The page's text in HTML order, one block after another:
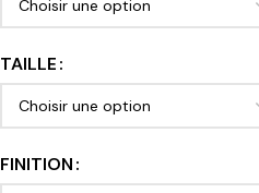
TAILLE
FINITION